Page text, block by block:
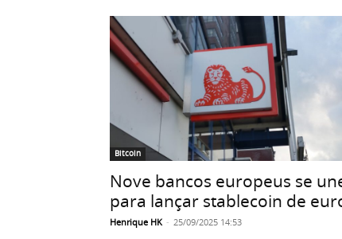
Bitcoin
Nove bancos europeus se
para lançar stablecoin de
Henrique HK - 25/09/2025 14:53